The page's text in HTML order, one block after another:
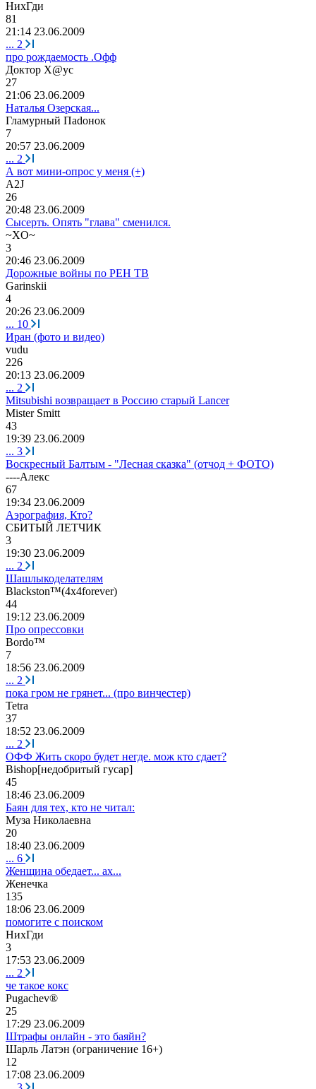
НихГди
81
21:14 23.06.2009
... 2
про рождаемость .Офф
Доктор Х@ус
27
21:06 23.06.2009
Наталья Озерская...
Гламурный Паdонок
7
20:57 23.06.2009
... 2
А вот мини-опрос у меня (+)
A2J
26
20:48 23.06.2009
Сысерть. Опять "глава" сменился.
~XO~
3
20:46 23.06.2009
Дорожные войны по РЕН ТВ
Garinskii
4
20:26 23.06.2009
... 10
Иран (фото и видео)
vudu
226
20:13 23.06.2009
... 2
Mitsubishi возвращает в Россию старый Lancer
Mister Smitt
43
19:39 23.06.2009
... 3
Воскресный Балтым - "Лесная сказка" (отчод + ФОТО)
----Aлекс
67
19:34 23.06.2009
Аэрография, Кто?
СБИТЫЙ ЛЕТЧИК
3
19:30 23.06.2009
... 2
Шашлыкоделателям
Blackston™(4х4forever)
44
19:12 23.06.2009
Про опрессовки
Bordo™
7
18:56 23.06.2009
... 2
пока гром не грянет... (про винчестер)
Tetra
37
18:52 23.06.2009
... 2
ОФФ Жить скоро будет негде. мож кто сдает?
Bishop[недобритый гусар]
45
18:46 23.06.2009
Баян для тех, кто не читал:
Муза Николаевна
20
18:40 23.06.2009
... 6
Женщина обедает... ах...
Жeнeчкa
135
18:06 23.06.2009
помогите с поиском
НихГди
3
17:53 23.06.2009
... 2
че такое кокс
Pugachev®
25
17:29 23.06.2009
Штрафы онлайн - это баяйн?
Шарль Латэн (ограничение 16+)
12
17:08 23.06.2009